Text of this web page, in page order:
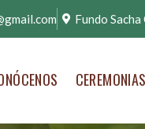
Fundo
CEREMONIAS